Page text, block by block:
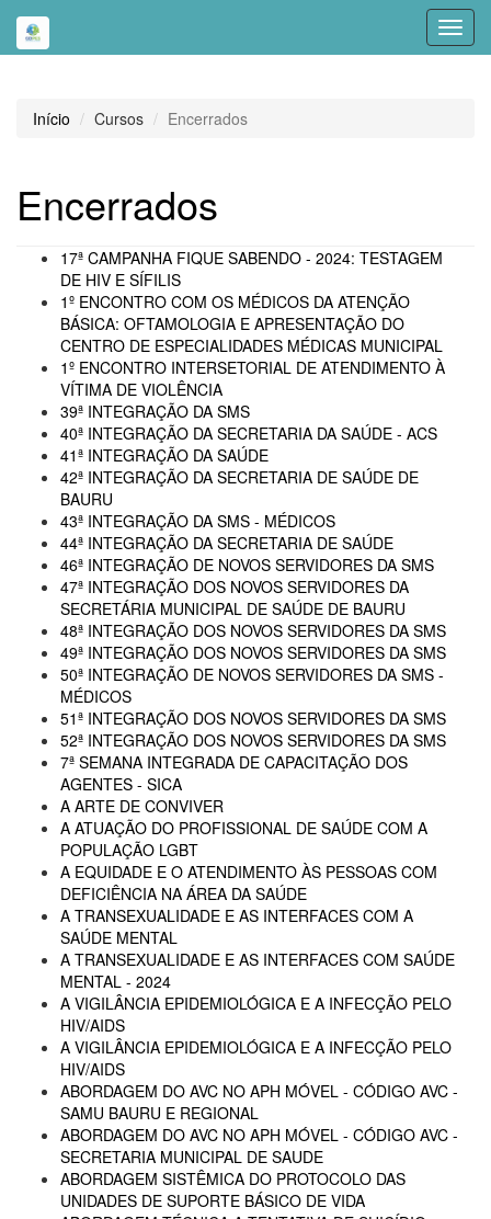
Início Cursos Encerrados
Encerrados
17ª CAMPANHA FIQUE SABENDO - 2024: TESTAGEM
DE HIV E SÍFILIS
1º ENCONTRO COM OS MÉDICOS DA ATENÇÃO
BÁSICA: OFTAMOLOGIA E APRESENTAÇÃO DO
CENTRO DE ESPECIALIDADES MÉDICAS MUNICIPAL
1º ENCONTRO INTERSETORIAL DE ATENDIMENTO À
VÍTIMA DE VIOLÊNCIA
39ª INTEGRAÇÃO DA SMS
40ª INTEGRAÇÃO DA SECRETARIA DA SAÚDE - ACS
41ª INTEGRAÇÃO DA SAÚDE
42ª INTEGRAÇÃO DA SECRETARIA DE SAÚDE DE
BAURU
43ª INTEGRAÇÃO DA SMS - MÉDICOS
44ª INTEGRAÇÃO DA SECRETARIA DE SAÚDE
46ª INTEGRAÇÃO DE NOVOS SERVIDORES DA SMS
47ª INTEGRAÇÃO DOS NOVOS SERVIDORES DA
SECRETÁRIA MUNICIPAL DE SAÚDE DE BAURU
48ª INTEGRAÇÃO DOS NOVOS SERVIDORES DA SMS
49ª INTEGRAÇÃO DOS NOVOS SERVIDORES DA SMS
50ª INTEGRAÇÃO DE NOVOS SERVIDORES DA SMS -
MÉDICOS
51ª INTEGRAÇÃO DOS NOVOS SERVIDORES DA SMS
52ª INTEGRAÇÃO DOS NOVOS SERVIDORES DA SMS
7ª SEMANA INTEGRADA DE CAPACITAÇÃO DOS
AGENTES - SICA
A ARTE DE CONVIVER
A ATUAÇÃO DO PROFISSIONAL DE SAÚDE COM A
POPULAÇÃO LGBT
A EQUIDADE E O ATENDIMENTO ÀS PESSOAS COM
DEFICIÊNCIA NA ÁREA DA SAÚDE
A TRANSEXUALIDADE E AS INTERFACES COM A
SAÚDE MENTAL
A TRANSEXUALIDADE E AS INTERFACES COM SAÚDE
MENTAL - 2024
A VIGILÂNCIA EPIDEMIOLÓGICA E A INFECÇÃO PELO
HIV/AIDS
A VIGILÂNCIA EPIDEMIOLÓGICA E A INFECÇÃO PELO
HIV/AIDS
ABORDAGEM DO AVC NO APH MÓVEL - CÓDIGO AVC -
SAMU BAURU E REGIONAL
ABORDAGEM DO AVC NO APH MÓVEL - CÓDIGO AVC -
SECRETARIA MUNICIPAL DE SAUDE
ABORDAGEM SISTÊMICA DO PROTOCOLO DAS
UNIDADES DE SUPORTE BÁSICO DE VIDA